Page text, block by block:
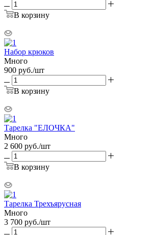
В корзину
Набор крюков
Много
900 руб./шт
В корзину
Тарелка "ЕЛОЧКА"
Много
2 600 руб./шт
В корзину
Тарелка Трехъярусная
Много
3 700 руб./шт